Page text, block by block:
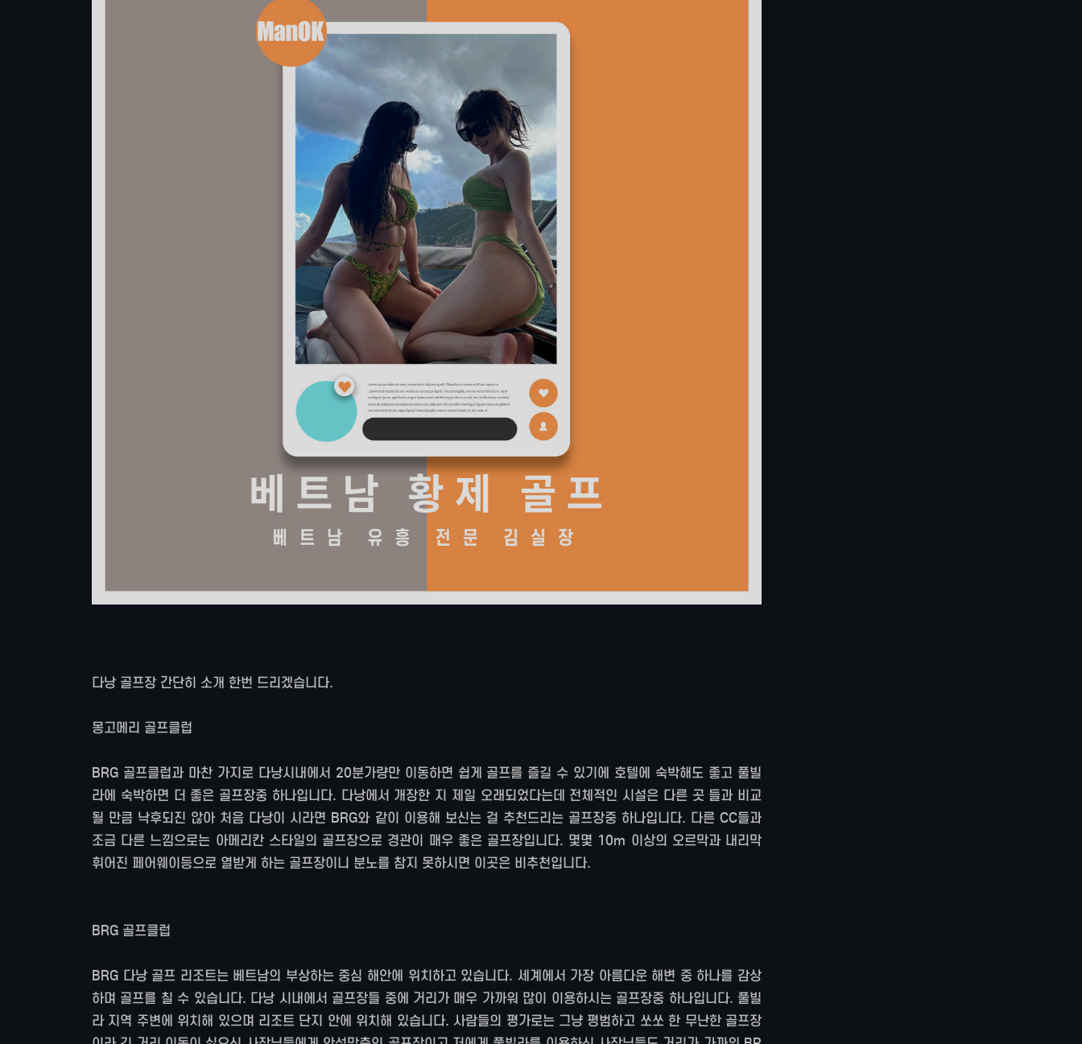
다낭 골프장 간단히 소개 한번 드리겠습니다.
몽고메리 골프클럽
BRG 골프클럽과 마찬 가지로 다낭시내에서 20분가량만 이동하면 쉽게 골프를 즐길 수 있기에 호텔에 숙박해도 좋고 풀빌
라에 숙박하면 더 좋은 골프장중 하나입니다. 다낭에서 개장한 지 제일 오래되었다는데 전체적인 시설은 다른 곳 들과 비교
될 만큼 낙후되진 않아 처음 다낭이 시라면 BRG와 같이 이용해 보신는 걸 추천드리는 골프장중 하나입니다. 다른 CC들과
조금 다른 느낌으로는 아메리칸 스타일의 골프장으로 경관이 매우 좋은 골프장입니다. 몇몇 10m 이상의 오르막과 내리막
휘어진 페어웨이등으로 열받게 하는 골프장이니 분노를 참지 못하시면 이곳은 비추천입니다.
BRG 골프클럽
BRG 다낭 골프 리조트는 베트남의 부상하는 중심 해안에 위치하고 있습니다. 세계에서 가장 아름다운 해변 중 하나를 감상
하며 골프를 칠 수 있습니다. 다낭 시내에서 골프장들 중에 거리가 매우 가까워 많이 이용하시는 골프장중 하나입니다. 풀빌
라 지역 주변에 위치해 있으며 리조트 단지 안에 위치해 있습니다. 사람들의 평가로는 그냥 평범하고 쏘쏘 한 무난한 골프장